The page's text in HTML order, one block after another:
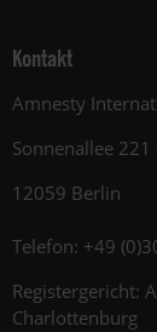
Kontakt
Amnesty
Sonnenallee 221
12059 Berlin
Telefon: +49
Registergericht:
Charlottenburg